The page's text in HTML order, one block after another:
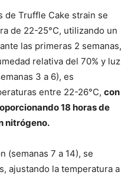
de Truffle Cake strain se
de 22-25°C, utilizando un
las primeras 2 semanas,
relativa del 70% y luz
3 a 6), es
entre 22-26°C, con
18 horas de
nitrógeno.
(semanas 7 a 14), se
ajustando la temperatura a